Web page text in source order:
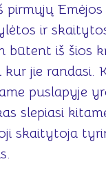
pirmųjų
ir
būtent iš šios
jie randasi.
puslapyje
slepiasi
skaitytoja